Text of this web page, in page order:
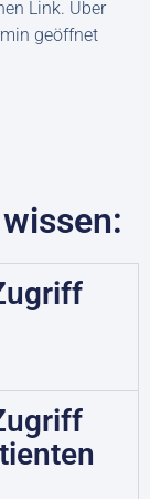
Link. Über
geöffnet